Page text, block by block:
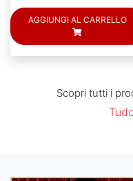
AGGIUNGI AL CARRELLO
Scopri tutti i